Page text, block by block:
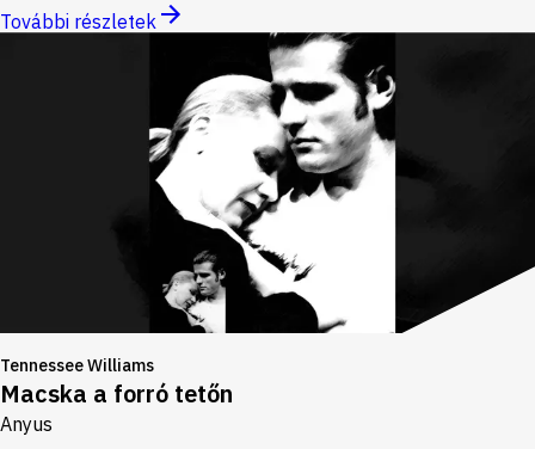
További részletek
Tennessee Williams
Macska a forró tetőn
Anyus